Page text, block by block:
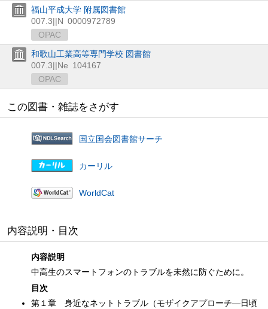
福山平成大学 附属図書館
007.3||N 0000972789
OPAC
和歌山工業高等専門学校 図書館
007.3||Ne 104167
OPAC
この図書・雑誌をさがす
国立国会図書館サーチ
カーリル
WorldCat
内容説明・目次
内容説明
中高生のスマートフォンのトラブルを未然に防ぐために。
目次
第１章 身近なネットトラブル（モザイクアプローチ—日頃